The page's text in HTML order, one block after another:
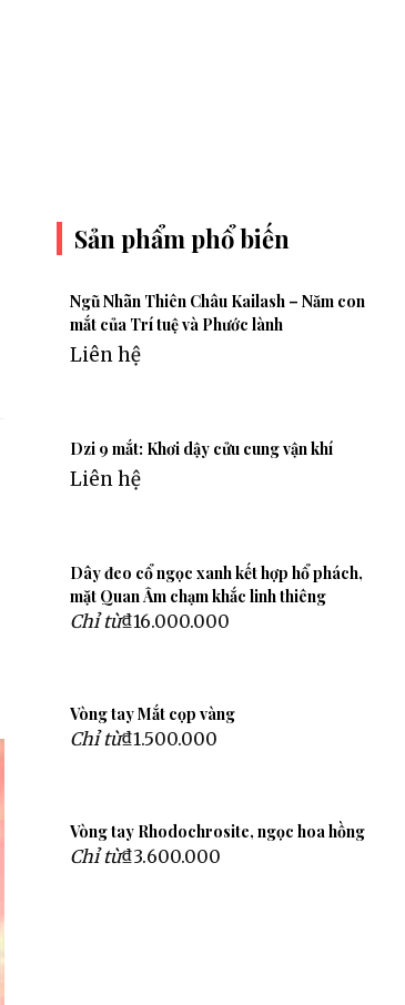
Sản phẩm phổ biến
Ngũ Nhãn Thiên Châu Kailash – Năm con
mắt của Trí tuệ và Phước lành
Liên hệ
Dzi 9 mắt: Khơi dậy cửu cung vận khí
Liên hệ
Dây đeo cổ ngọc xanh kết hợp hổ phách,
mặt Quan Âm chạm khắc linh thiêng
Chỉ từ₫16.000.000
Vòng tay Mắt cọp vàng
Chỉ từ₫1.500.000
Vòng tay Rhodochrosite, ngọc hoa hồng
Chỉ từ₫3.600.000